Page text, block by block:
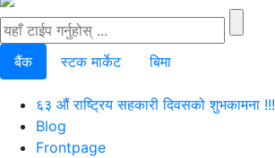
बैंक स्टक मार्केट बिमा
६३ औं राष्ट्रिय सहकारी दिवसको शुभकामना !!!
Blog
Frontpage